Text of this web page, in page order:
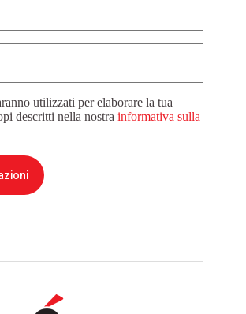
utilizzati per elaborare la tua
descritti nella nostra informativa sulla